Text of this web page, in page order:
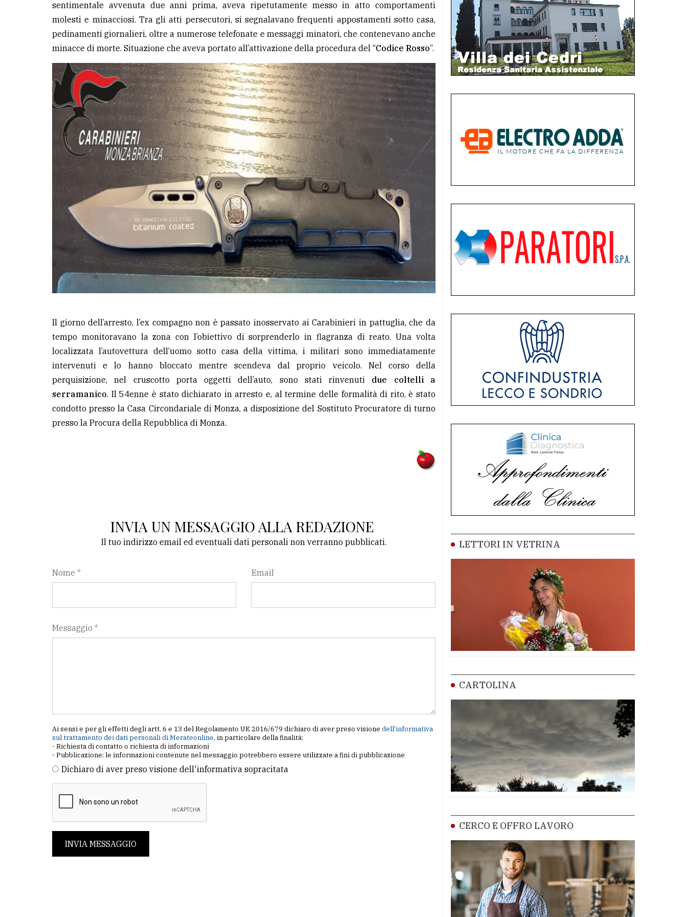
sentimentale avvenuta due anni prima, aveva ripetutamente messo in atto comportamenti
molesti e minacciosi. Tra gli atti persecutori, si segnalavano frequenti appostamenti sotto casa,
pedinamenti giornalieri, oltre a numerose telefonate e messaggi minatori, che contenevano anche
minacce di morte. Situazione che aveva portato all’attivazione della procedura del “Codice Rosso”.
Il giorno dell’arresto, l’ex compagno non è passato inosservato ai Carabinieri in pattuglia, che da
tempo monitoravano la zona con l’obiettivo di sorprenderlo in flagranza di reato. Una volta
localizzata l’autovettura dell’uomo sotto casa della vittima, i militari sono immediatamente
intervenuti e lo hanno bloccato mentre scendeva dal proprio veicolo. Nel corso della
perquisizione, nel cruscotto porta oggetti dell’auto, sono stati rinvenuti due coltelli a
serramanico. Il 54enne è stato dichiarato in arresto e, al termine delle formalità di rito, è stato
condotto presso la Casa Circondariale di Monza, a disposizione del Sostituto Procuratore di turno
presso la Procura della Repubblica di Monza.
INVIA UN MESSAGGIO ALLA REDAZIONE
Il tuo indirizzo email ed eventuali dati personali non verranno pubblicati.
Nome * Email
Messaggio *
Ai sensi e per gli effetti degli artt. 6 e 13 del Regolamento UE 2016/679 dichiaro di aver preso visione dell'informativa
sul trattamento dei dati personali di Merateonline, in particolare della finalità:
- Richiesta di contatto o richiesta di informazioni
- Pubblicazione: le informazioni contenute nel messaggio potrebbero essere utilizzate a fini di pubblicazione
Dichiaro di aver preso visione dell'informativa sopracitata
INVIA MESSAGGIO
LETTORI IN VETRINA
CARTOLINA
CERCO E OFFRO LAVORO